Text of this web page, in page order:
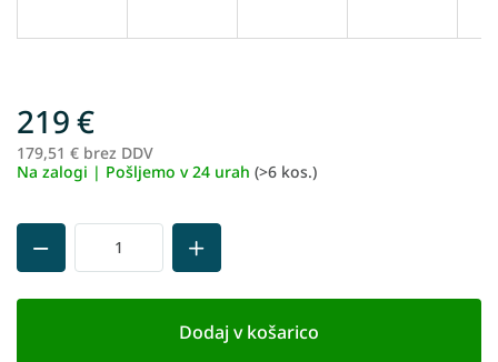
219 €
179,51 € brez DDV
Na zalogi | Pošljemo v 24 urah (>6 kos.)
Dodaj v košarico